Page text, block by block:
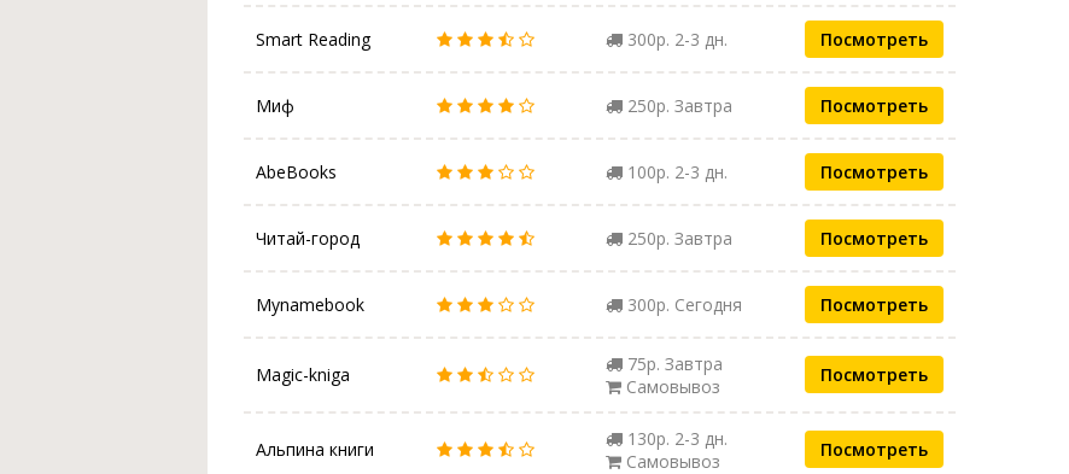
Smart Reading 300р. 2-3 дн. Посмотреть
Миф 250р. Завтра Посмотреть
AbeBooks 100р. 2-3 дн. Посмотреть
Читай-город 250р. Завтра Посмотреть
Mynamebook 300р. Сегодня Посмотреть
Magic-kniga
75р. Завтра
Самовывоз
Посмотреть
Альпина книги
130р. 2-3 дн.
Самовывоз
Посмотреть